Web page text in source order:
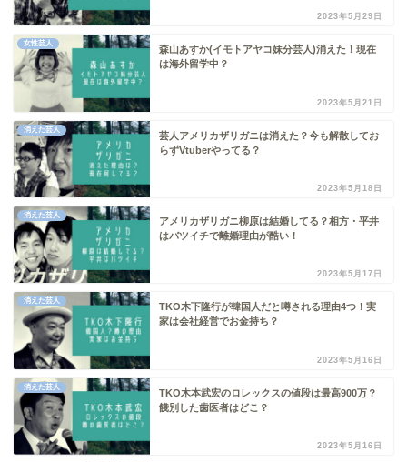
2023年5月29日
女性芸人
森山あすか(イモトアヤコ妹分芸人)消えた！現在
は海外留学中？
2023年5月21日
消えた芸人
芸人アメリカザリガニは消えた？今も解散してお
らずVtuberやってる？
2023年5月18日
消えた芸人
アメリカザリガニ柳原は結婚してる？相方・平井
はバツイチで離婚理由が酷い！
2023年5月17日
消えた芸人
TKO木下隆行が韓国人だと噂される理由4つ！実
家は会社経営でお金持ち？
2023年5月16日
消えた芸人
TKO木本武宏のロレックスの値段は最高900万？
餞別した歯医者はどこ？
2023年5月16日